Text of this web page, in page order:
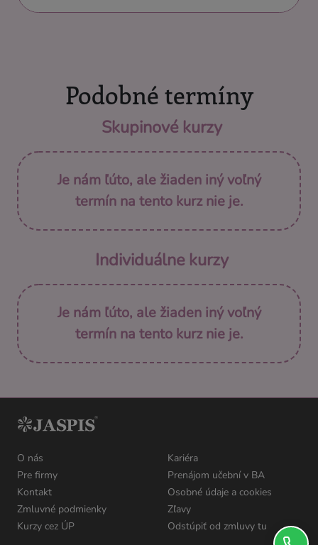
Podobné termíny
Skupinové kurzy
Je nám ľúto, ale žiaden iný voľný
termín na tento kurz nie je.
Individuálne kurzy
Je nám ľúto, ale žiaden iný voľný
termín na tento kurz nie je.
O nás
Kariéra
Pre firmy
Prenájom učební v BA
Kontakt
Osobné údaje a cookies
Zmluvné podmienky
Zľavy
Kurzy cez ÚP
Odstúpiť od zmluvy tu